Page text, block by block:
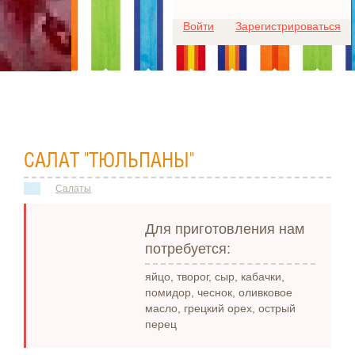
Войти Зарегистрироваться
САЛАТ "ТЮЛЬПАНЫ"
Салаты
Для приготовления нам
потребуется:
яйцо, творог, сыр, кабачки,
помидор, чеснок, оливковое
масло, грецкий орех, острый
перец
Для любых предложений по